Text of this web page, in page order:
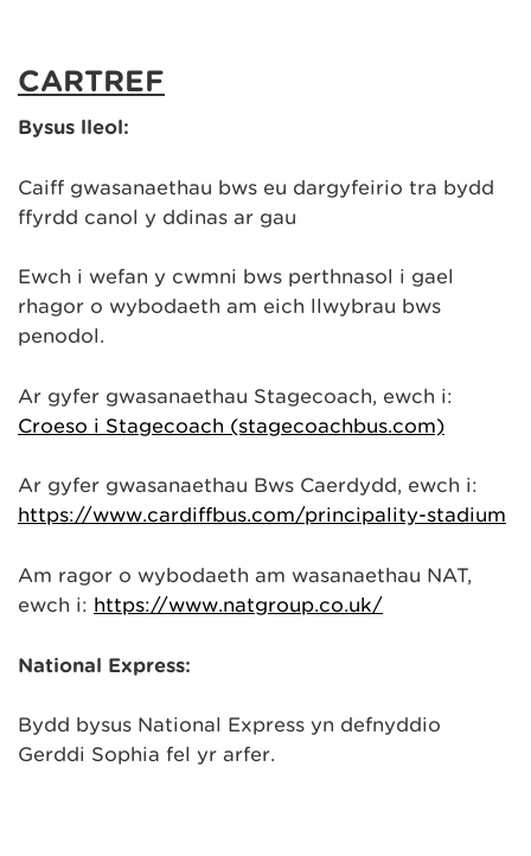
CARTREF
Bysus lleol:
Caiff gwasanaethau bws eu dargyfeirio tra bydd
ffyrdd canol y ddinas ar gau
Ewch i wefan y cwmni bws perthnasol i gael
rhagor o wybodaeth am eich llwybrau bws
penodol.
Ar gyfer gwasanaethau Stagecoach, ewch i:
Croeso i Stagecoach (stagecoachbus.com)
Ar gyfer gwasanaethau Bws Caerdydd, ewch i:
https://www.cardiffbus.com/principality-stadium
Am ragor o wybodaeth am wasanaethau NAT,
ewch i: https://www.natgroup.co.uk/
National Express:
Bydd bysus National Express yn defnyddio
Gerddi Sophia fel yr arfer.